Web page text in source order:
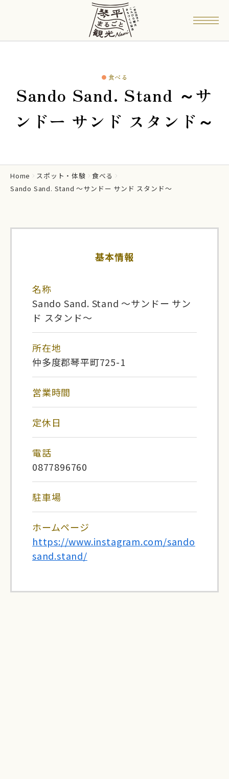
食べる
Sando Sand. Stand ～サ
ンドー サンド スタンド～
Home スポット・体験
食べる
Sando Sand. Stand ～サンドー サンド スタンド～
基本情報
名称
Sando Sand. Stand ～サンドー サン
ド スタンド～
所在地
仲多度郡琴平町725-1
営業時間
定休日
電話
0877896760
駐車場
ホームページ
https://www.instagram.com/sando
sand.stand/